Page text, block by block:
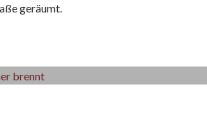
geräumt.